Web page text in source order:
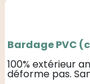
Bardage PVC
100% extérieur
déforme pas.